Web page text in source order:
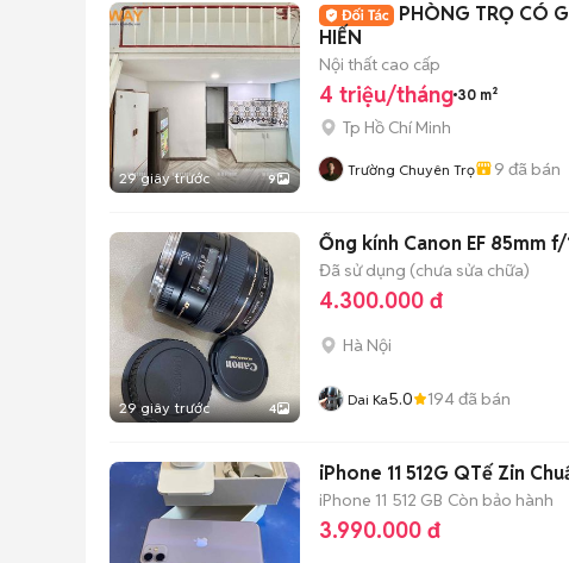
29 giây trước 9
PHÒNG TRỌ CÓ
HIẾN
Nội thất cao cấp
4 triệu/tháng 30 m²
Tp Hồ Chí Minh
Trường Chuyên Trọ 9 đã bán
29 giây trước 4
Ống kính Canon EF 85mm
Đã sử dụng (chưa sửa chữa)
4.300.000 đ
Hà Nội
Dai Ka5.0 194đã bán
iPhone 11 512G QTế Zin
iPhone 11 512 GB Còn bảo hành
3.990.000 đ